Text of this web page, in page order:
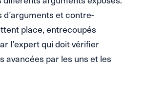
et contre-
place, entrecoupés
l’expert qui doit vérifier
avancées par les uns et les